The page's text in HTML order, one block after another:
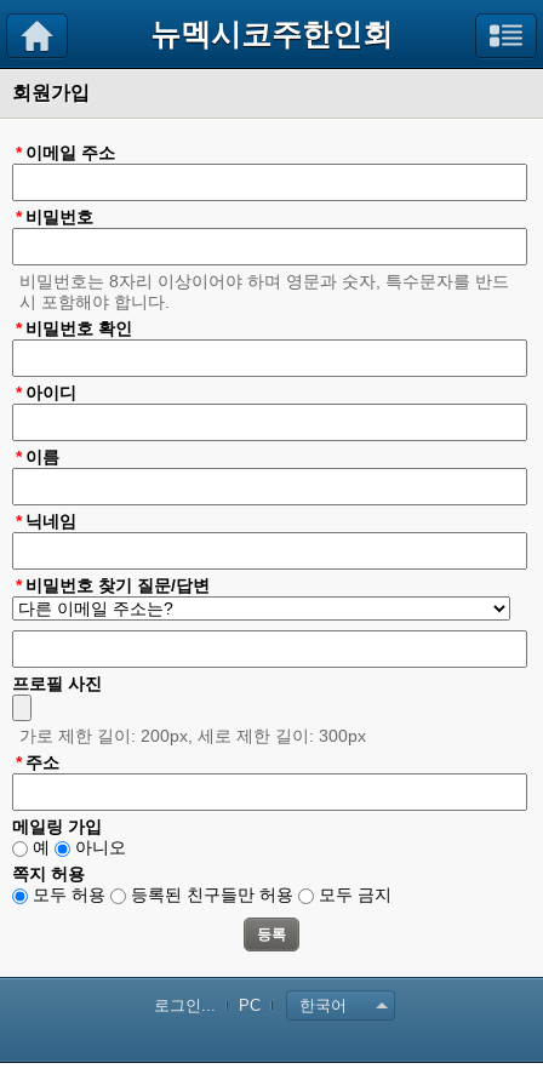
뉴멕시코주한인회
회원가입
이메일 주소
*
비밀번호
*
비밀번호는 8자리 이상이어야 하며 영문과 숫자, 특수문자를 반드
시 포함해야 합니다.
비밀번호 확인
*
* 아이디
* 이름
* 닉네임
* 비밀번호 찾기 질문/답변
프로필 사진
가로 제한 길이: 200px, 세로 제한 길이: 300px
* 주소
메일링 가입
예
아니오
쪽지 허용
모두 허용
등록된 친구들만 허용 모두 금지
로그인... PC 한국어